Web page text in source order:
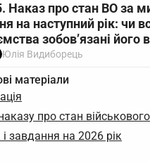
Наказ про стан ВО за
на наступний рік: чи
зобов’язані його
Юлія Видиборець
матеріали
про стан
і завдання на 2026 рік